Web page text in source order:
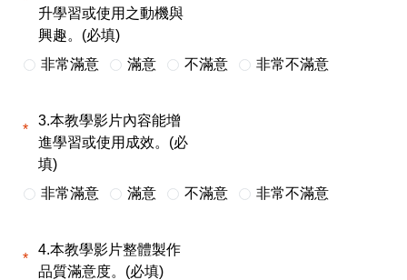
升學習或使用之動機與
興趣。(必填)
非常滿意
滿意 不滿意 非常不滿意
3.本教學影片內容能增
進學習或使用成效。(必
填)
非常滿意
滿意 不滿意 非常不滿意
4.本教學影片整體製作
品質滿意度。(必填)